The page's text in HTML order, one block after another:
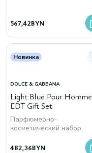
567,42BYN
Новинка
DOLCE & GABBANA
Light Blue Pour Homme
EDT Gift Set
Парфюмерно-
косметический набор
482,36BYN